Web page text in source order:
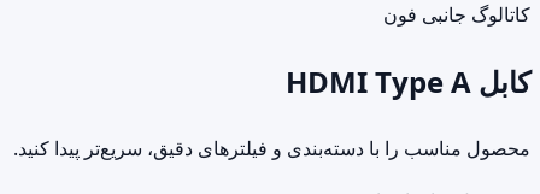
کاتالوگ جانبی فون
کابل HDMI Type A
محصول مناسب را با دسته‌بندی و فیلترهای دقیق، سریع‌تر پیدا کنید.